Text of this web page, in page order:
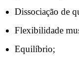
Dissociação de
Flexibilidade
Equilíbrio;